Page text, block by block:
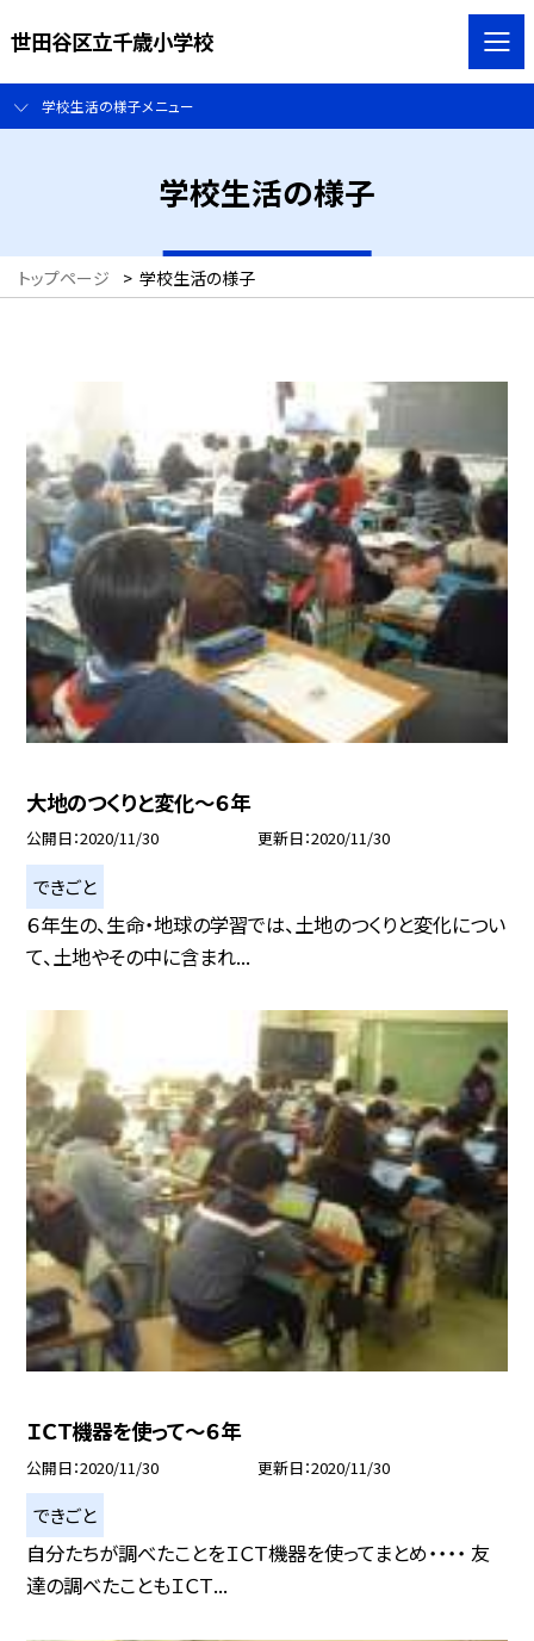
世田谷区立千歳小学校
学校生活の様子メニュー
学校生活の様子
トップページ > 学校生活の様子
大地のつくりと変化〜６年
公開日 2020/11/30 更新日 2020/11/30
できごと
６年生の、生命・地球の学習では、土地のつくりと変化につい
て、土地やその中に含まれ...
ＩＣＴ機器を使って〜６年
公開日 2020/11/30 更新日 2020/11/30
できごと
自分たちが調べたことをＩＣＴ機器を使ってまとめ・・・・ 友
達の調べたこともＩＣＴ...